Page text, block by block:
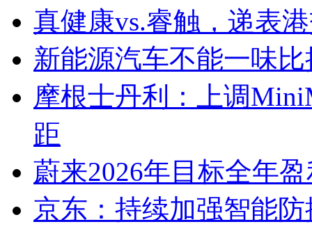
真健康vs.睿触，递表
新能源汽车不能一味比
摩根士丹利：上调
距
蔚来2026年目标全年
京东：持续加强智能